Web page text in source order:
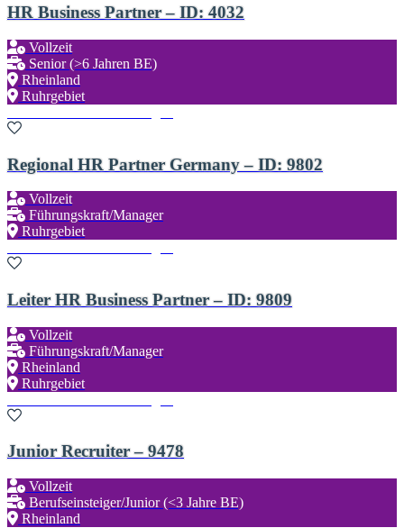
HR Business Partner – ID: 4032
Vollzeit
Senior (>6 Jahren BE)
Rheinland
Ruhrgebiet
Regional HR Partner Germany – ID: 9802
Vollzeit
Führungskraft/Manager
Ruhrgebiet
Leiter HR Business Partner – ID: 9809
Vollzeit
Führungskraft/Manager
Rheinland
Ruhrgebiet
Junior Recruiter – 9478
Vollzeit
Berufseinsteiger/Junior (<3 Jahre BE)
Rheinland